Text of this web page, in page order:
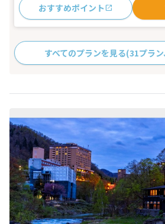
おすすめポイント
すべてのプランを見る(31プラ